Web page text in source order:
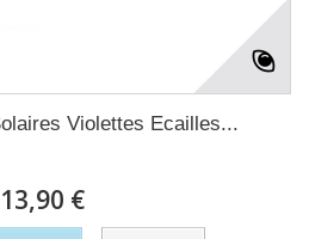
Violettes Ecailles...
13,90 €